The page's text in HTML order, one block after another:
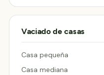
Vaciado de casas
Casa pequeña
Casa mediana